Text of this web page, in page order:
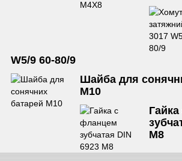
W5/9 60-80/9
Шайба для
М10
М8